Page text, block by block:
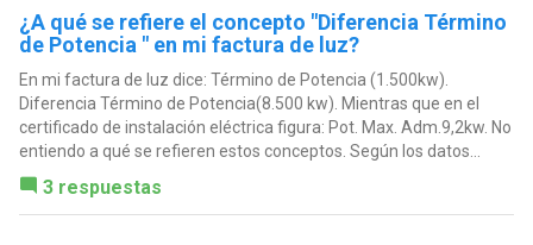
¿A qué se refiere el concepto "Diferencia Término
de Potencia " en mi factura de luz?
En mi factura de luz dice: Término de Potencia (1.500kw).
Diferencia Término de Potencia(8.500 kw). Mientras que en el
certificado de instalación eléctrica figura: Pot. Max. Adm.9,2kw. No
entiendo a qué se refieren estos conceptos. Según los datos...
3 respuestas